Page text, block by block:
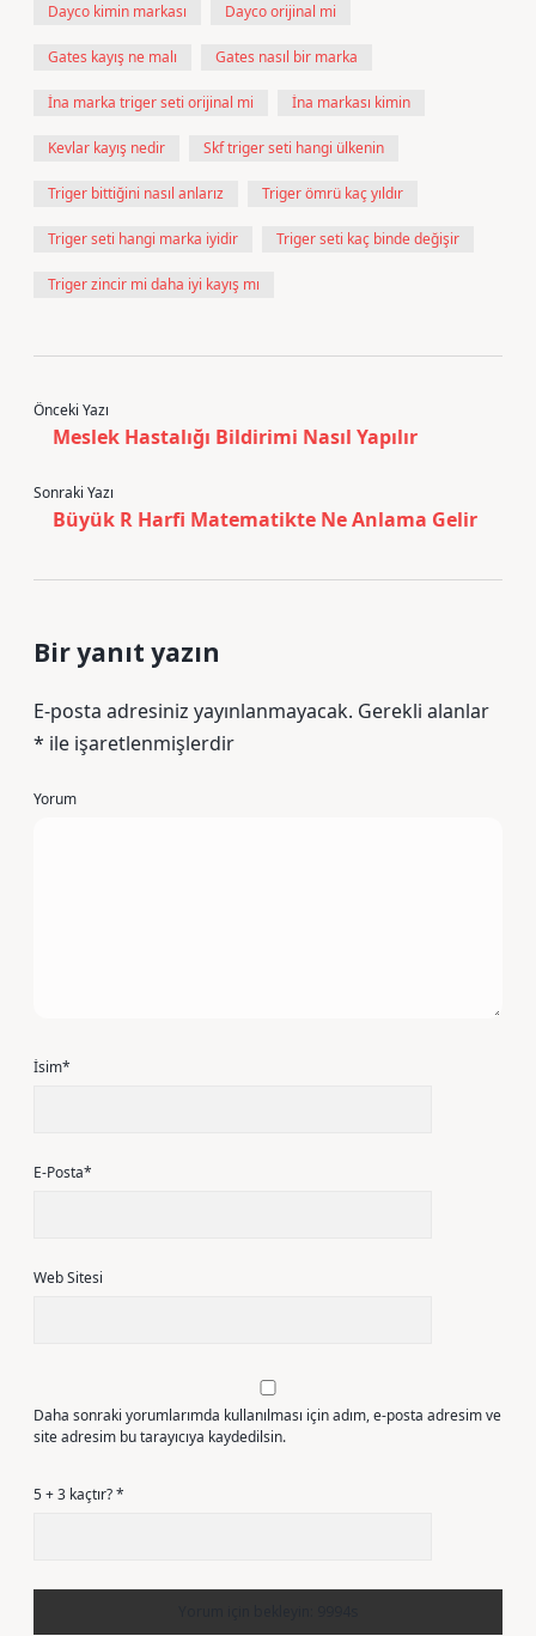
Dayco kimin markası Dayco orijinal mi
Gates kayış ne malı Gates nasıl bir marka
İna marka triger seti orijinal mi İna markası kimin
Kevlar kayış nedir Skf triger seti hangi ülkenin
Triger bittiğini nasıl anlarız Triger ömrü kaç yıldır
Triger seti hangi marka iyidir Triger seti kaç binde değişir
Triger zincir mi daha iyi kayış mı
Önceki Yazı
Meslek Hastalığı Bildirimi Nasıl Yapılır
Sonraki Yazı
Büyük R Harfi Matematikte Ne Anlama Gelir
Bir yanıt yazın
E-posta adresiniz yayınlanmayacak. Gerekli alanlar
* ile işaretlenmişlerdir
Yorum
İsim*
E-Posta*
Web Sitesi
Daha sonraki yorumlarımda kullanılması için adım, e-posta adresim ve
site adresim bu tarayıcıya kaydedilsin.
5 + 3 kaçtır?*